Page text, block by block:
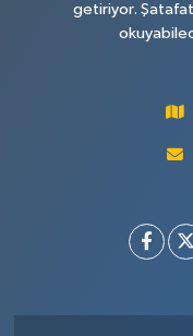
getiriyor.